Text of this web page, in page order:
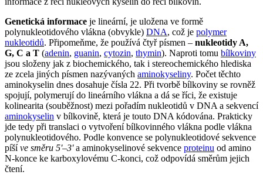
Genetická informace je lineární, je uložena ve formě
polynukleotidového vlákna (obvykle) DNA, což je polymer
nukleotidů. Připomeňme, že používá čtyř písmen – nukleotidy A,
G, C a T (adenin, guanin, cytozin, thymin). Naproti tomu bílkoviny
jsou složeny jak z biochemického, tak i stereochemického hlediska
ze zcela jiných písmen nazývaných aminokyseliny. Počet těchto
aminokyselin dnes dosahuje čísla 22. Při tvorbě bílkoviny se rovněž
spojují, polymerují do lineárního vlákna a dá se říci, že existuje
kolinearita (souběžnost) mezi pořadím nukleotidů v DNA a sekvencí
aminokyselin v bílkovině, která je touto DNA kódována. Prakticky
jde tedy při translaci o vytvoření bílkovinného vlákna podle vlákna
polynukleotidového. Podle konvence se polynukleotidové sekvence
píšíve směru 5'–3'a aminokyselinové sekvence proteinu od amino
N-konce ke karboxylovému C-konci, což odpovídá směrům jejich
čtení.